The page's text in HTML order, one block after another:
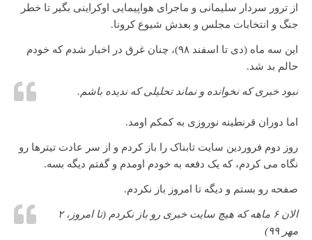
از ترور سردار سلیمانی و ماجرای هواپیمایی اوکراینی بگیر تا خطر
جنگ و انتخابات مجلس و بعدش شیوع کرونا.
این سه ماه (دی تا اسفند ۹۸)، چنان غرق در اخبار شدم که خودم
حالم بد شد.
نبود خبری که نخوانده و نماند تحلیلی که ندیده باشم.
اما دوران قرنطینه نوروزی به کمکم اومد.
روز دوم فروردین سایت تابناک را باز کردم و از سر عادت تیترها رو
نگاه می کردم، که یک دفعه به خودم اومدم و گفتم دیگه بسه.
صفحه رو بستم و دیگه تا امروز باز نکردم.
الان ۶ ماهه که هیچ سایت خبری رو باز نکردم (تا امروز، ۲
مهر ۹۹)